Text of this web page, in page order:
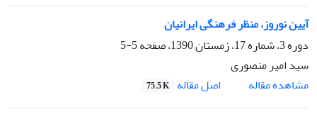
آیین نوروز، منظر فرهنگی ایرانیان
دوره 3، شماره 17، زمستان 1390، صفحه
5-5
سید امیر منصوری
مشاهده مقاله
اصل مقاله 75.5 K